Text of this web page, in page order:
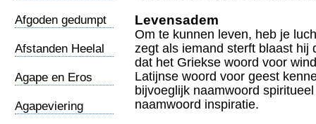
Afgoden gedumpt
Afstanden Heelal
Agape en Eros
Agapeviering
Levensadem
Om te kunnen leven, heb je
zegt als iemand sterft blaast hij
dat het Griekse woord voor
Latijnse woord voor geest
bijvoeglijk naamwoord
naamwoord inspiratie.